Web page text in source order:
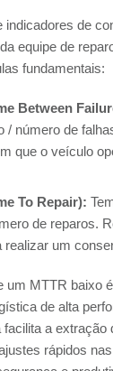
de
equipe de
fundamentais:
Between
/ número de
que o veículo
To Repair):
de reparos.
realizar um
um MTTR baixo
de alta
a extração
rápidos